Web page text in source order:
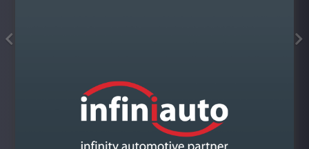
Visualizar